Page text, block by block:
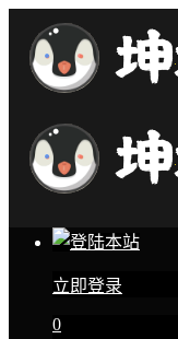
立即登录
0